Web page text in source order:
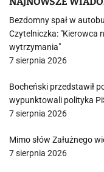
Bezdomny spał w
Czytelniczka: "Kierowca
wytrzymania"
7 sierpnia 2026
Bocheński przedstawił
wypunktowali polityka
7 sierpnia 2026
Mimo słów Załużnego
7 sierpnia 2026